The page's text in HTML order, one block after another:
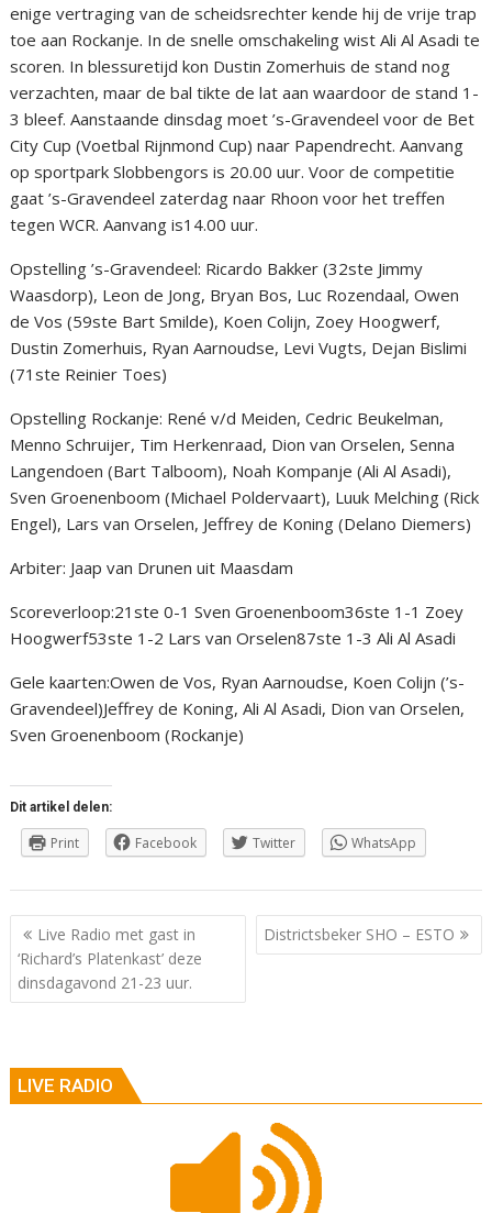
enige vertraging van de scheidsrechter kende hij de vrije trap
toe aan Rockanje. In de snelle omschakeling wist Ali Al Asadi te
scoren. In blessuretijd kon Dustin Zomerhuis de stand nog
verzachten, maar de bal tikte de lat aan waardoor de stand 1-
3 bleef. Aanstaande dinsdag moet ’s-Gravendeel voor de Bet
City Cup (Voetbal Rijnmond Cup) naar Papendrecht. Aanvang
op sportpark Slobbengors is 20.00 uur. Voor de competitie
gaat ’s-Gravendeel zaterdag naar Rhoon voor het treffen
tegen WCR. Aanvang is14.00 uur.
Opstelling ’s-Gravendeel: Ricardo Bakker (32ste Jimmy
Waasdorp), Leon de Jong, Bryan Bos, Luc Rozendaal, Owen
de Vos (59ste Bart Smilde), Koen Colijn, Zoey Hoogwerf,
Dustin Zomerhuis, Ryan Aarnoudse, Levi Vugts, Dejan Bislimi
(71ste Reinier Toes)
Opstelling Rockanje: René v/d Meiden, Cedric Beukelman,
Menno Schruijer, Tim Herkenraad, Dion van Orselen, Senna
Langendoen (Bart Talboom), Noah Kompanje (Ali Al Asadi),
Sven Groenenboom (Michael Poldervaart), Luuk Melching (Rick
Engel), Lars van Orselen, Jeffrey de Koning (Delano Diemers)
Arbiter: Jaap van Drunen uit Maasdam
Scoreverloop:21ste 0-1 Sven Groenenboom36ste 1-1 Zoey
Hoogwerf53ste 1-2 Lars van Orselen87ste 1-3 Ali Al Asadi
Gele kaarten:Owen de Vos, Ryan Aarnoudse, Koen Colijn (’s-
Gravendeel)Jeffrey de Koning, Ali Al Asadi, Dion van Orselen,
Sven Groenenboom (Rockanje)
Dit artikel delen:
Print Facebook Twitter WhatsApp
Berichtnavigatie
Live Radio met gast in
‘Richard’s Platenkast’ deze
dinsdagavond 21-23 uur.
Districtsbeker SHO – ESTO
LIVE RADIO